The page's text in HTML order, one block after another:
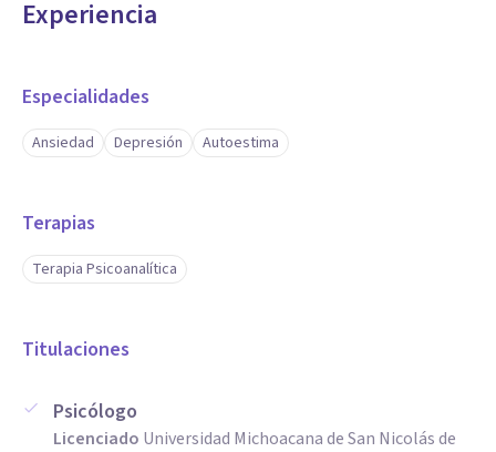
Experiencia
Especialidades
Ansiedad Depresión Autoestima
Terapias
Terapia Psicoanalítica
Titulaciones
Psicólogo
Licenciado Universidad Michoacana de San Nicolás de